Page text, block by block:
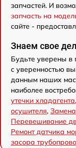
запчастей. И
запчасть на
сайте -
Знаем свое
Будьте уверены в
с уверенностью
данным наших
наиболее
утечки хладагента,
осушителя,
Перевешивание
Ремонт датчика
засора